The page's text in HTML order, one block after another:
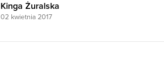
Kinga Żuralska
02 kwietnia 2017